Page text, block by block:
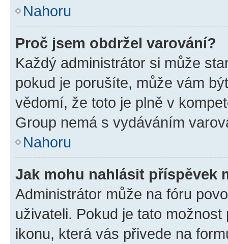
Nahoru
Proč jsem obdržel varování?
Každý administrátor si může
pokud je porušíte, může vám
vědomí, že toto je plně v
Group nemá s vydáváním
Nahoru
Jak mohu nahlásit příspěvek
Administrátor může na fóru
uživateli. Pokud je tato
ikonu, která vás přivede na